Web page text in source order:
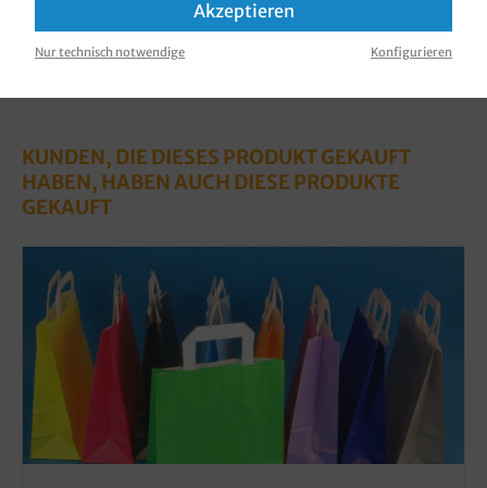
KUNDEN, DIE DIESES PRODUKT GEKAUFT
HABEN, HABEN AUCH DIESE PRODUKTE
GEKAUFT
Akzeptieren
Nur technisch notwendige Konfigurieren